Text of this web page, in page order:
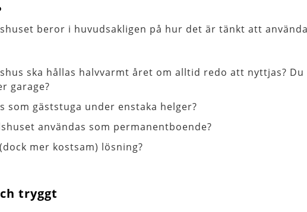
beror i huvudsakligen på hur det är tänkt att
ska hållas halvvarmt året om alltid redo att nyttjas? Du
garage?
som gäststuga under enstaka helger?
användas som permanentboende?
mer kostsam) lösning?
tryggt